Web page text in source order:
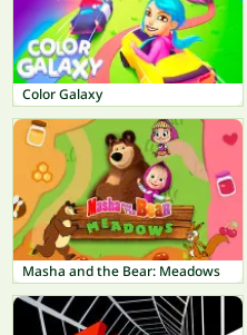
Color Galaxy
Masha and the Bear: Meadows